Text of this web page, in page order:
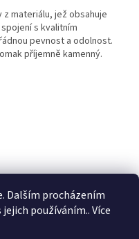
Dalším procházením
používáním.. Více
materiálu, jež obsahuje
s kvalitním
pevnost a odolnost.
příjemně kamenný.